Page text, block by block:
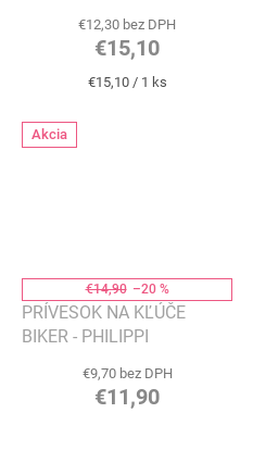
€12,30 bez DPH
€15,10
Jednotková
€15,10 / 1 ks
Akcia
€14,90 –20 %
PRÍVESOK NA KĽÚČE
BIKER - PHILIPPI
€9,70 bez DPH
€11,90